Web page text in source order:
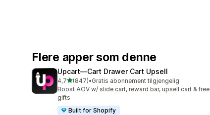
Flere apper som denne
Upcart—Cart Drawer Cart Upsell
4,7av 5 stjerner
(847)
Totalt 847 omtaler
•Gratis abonnement tilgjengelig
Boost AOV w/ slide cart, reward bar, upsell cart & free
gifts
Built for Shopify